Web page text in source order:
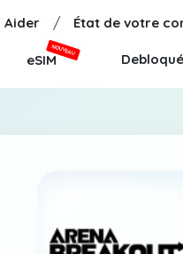
Aider / État de votre
eSIM
NOUVEAU